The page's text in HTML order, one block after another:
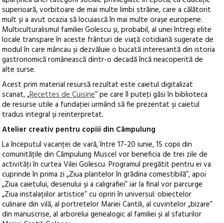
superioară, vorbitoare de mai multe limbi străine, care a călătorit
mult și a avut ocazia să locuiască în mai multe orașe europene.
Multiculturalismul familiei Golescu și, probabil, al unei întregi elite
locale transpare în aceste frânturi de viață cotidiană sugerate de
modul în care mâncau și dezvăluie o bucată interesantă din istoria
gastronomică românească dintr-o decadă încă neacoperită de
alte surse.
Acest prim material resursă rezultat este caietul digitalizat
scanat, „Recettes de Cuisine” pe care îl puteţi găsi în biblioteca
de resurse utile a fundaţiei urmând să fie prezentat şi caietul
tradus integral şi reinterpretat.
Atelier creativ pentru copiii din Câmpulung
La începutul vacanţei de vară, între 17-20 iunie, 15 copii din
comunităţile din Câmpulung Muscel vor beneficia de trei zile de
activităţi în curtea Vilei Golescu. Programul pregătit pentru ei va
cuprinde în prima zi „Ziua plantelor în grădina comestibilă”, apoi
„Ziua caietului, desenului şi a caligrafiei” iar la final vor parcurge
„Ziua instalațiilor artistice” cu opriri în universul: obiectelor
culinare din vilă, al portretelor Mariei Cantili, al cuvintelor „bizare”
din manuscrise, al arborelui genealogic al familiei și al sfaturilor